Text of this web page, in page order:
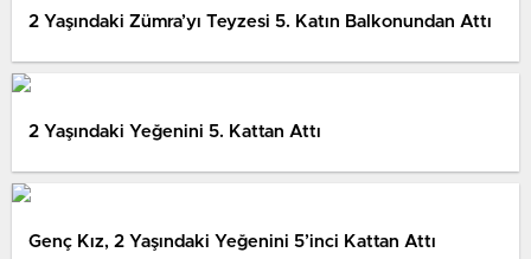
2 Yaşındaki Zümra’yı Teyzesi 5. Katın Balkonundan Attı
2 Yaşındaki Yeğenini 5. Kattan Attı
Genç Kız, 2 Yaşındaki Yeğenini 5’inci Kattan Attı